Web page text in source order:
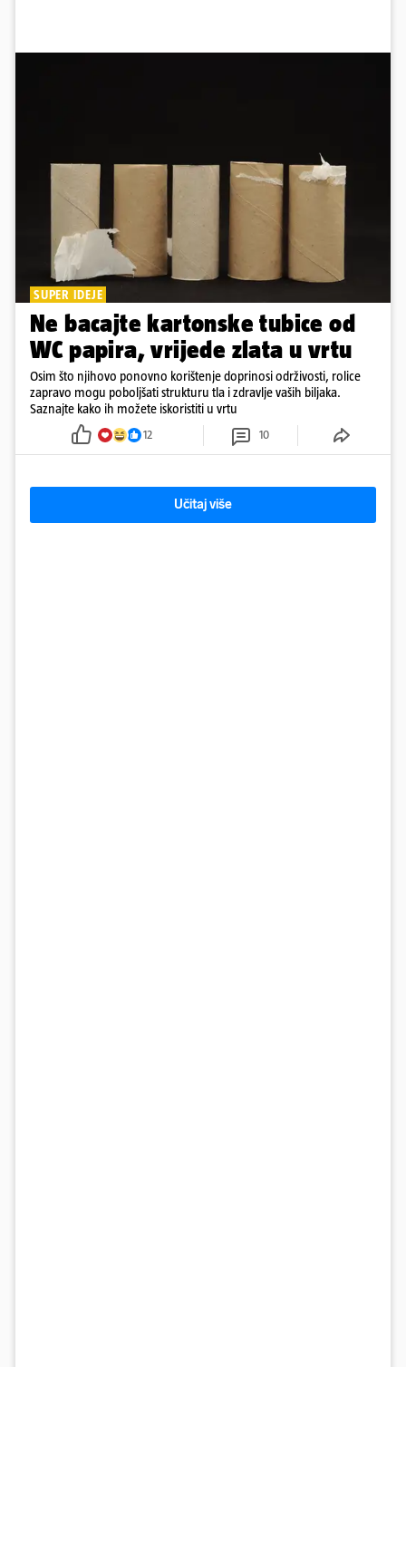
SUPER IDEJE
Ne bacajte kartonske tubice od
WC papira, vrijede zlata u vrtu
Osim što njihovo ponovno korištenje doprinosi održivosti, rolice
zapravo mogu poboljšati strukturu tla i zdravlje vaših biljaka.
Saznajte kako ih možete iskoristiti u vrtu
12 10
Učitaj više